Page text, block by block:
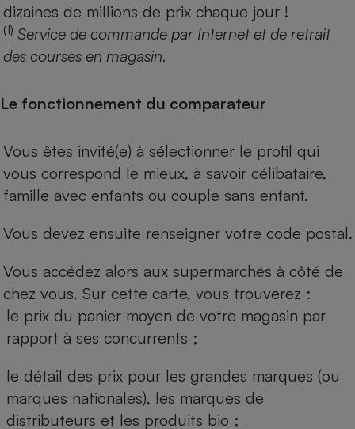
dizaines de millions de prix chaque jour !
(1) Service de commande par Internet et de retrait
des courses en magasin.
Le fonctionnement du comparateur
Vous êtes invité(e) à sélectionner le profil qui
vous correspond le mieux, à savoir célibataire,
famille avec enfants ou couple sans enfant.
Vous devez ensuite renseigner votre code postal.
Vous accédez alors aux supermarchés à côté de
chez vous. Sur cette carte, vous trouverez :
le prix du panier moyen de votre magasin par
rapport à ses concurrents ;
le détail des prix pour les grandes marques (ou
marques nationales), les marques de
distributeurs et les produits bio ;